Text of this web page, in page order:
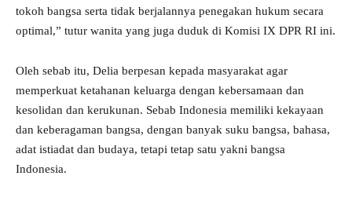
tokoh bangsa serta tidak berjalannya penegakan hukum secara
optimal,” tutur wanita yang juga duduk di Komisi IX DPR RI ini.
Oleh sebab itu, Delia berpesan kepada masyarakat agar
memperkuat ketahanan keluarga dengan kebersamaan dan
kesolidan dan kerukunan. Sebab Indonesia memiliki kekayaan
dan keberagaman bangsa, dengan banyak suku bangsa, bahasa,
adat istiadat dan budaya, tetapi tetap satu yakni bangsa
Indonesia.